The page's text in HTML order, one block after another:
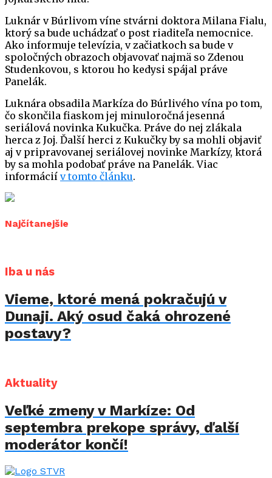
Luknár v Búrlivom víne stvárni doktora Milana Fialu,
ktorý sa bude uchádzať o post riaditeľa nemocnice.
Ako informuje televízia, v začiatkoch sa bude v
spoločných obrazoch objavovať najmä so Zdenou
Studenkovou, s ktorou ho kedysi spájal práve
Panelák.
Luknára obsadila Markíza do Búrlivého vína po tom,
čo skončila fiaskom jej minuloročná jesenná
seriálová novinka Kukučka. Práve do nej zlákala
herca z Joj. Ďalší herci z Kukučky by sa mohli objaviť
aj v pripravovanej seriálovej novinke Markízy, ktorá
by sa mohla podobať práve na Panelák. Viac
informácií v tomto článku.
Najčítanejšie
Iba u nás
Vieme, ktoré mená pokračujú v
Dunaji. Aký osud čaká ohrozené
postavy?
Aktuality
Veľké zmeny v Markíze: Od
septembra prekope správy, ďalší
moderátor končí!